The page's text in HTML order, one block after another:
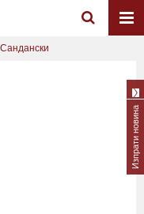
Изпрати новина